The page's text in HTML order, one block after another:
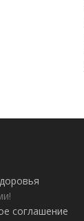
соглашение